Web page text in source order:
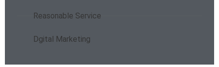
Reasonable Service
Dgital Marketing